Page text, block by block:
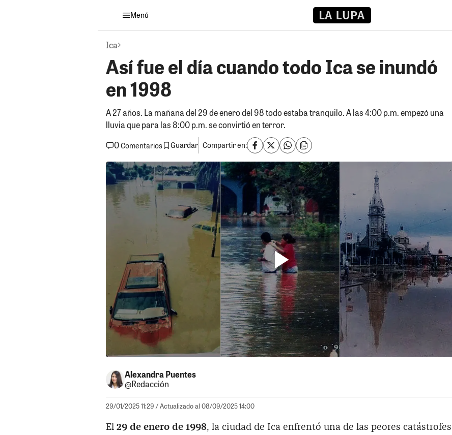
Menú
Ica
Así fue el día cuando todo Ica se inundó
en 1998
A 27 años. La mañana del 29 de enero del 98 todo estaba tranquilo. A las 4:00 p.m. empezó una
lluvia que para las 8:00 p.m. se convirtió en terror.
0Comentarios Guardar Compartir en:
Alexandra Puentes
@Redacción
29/01/2025 11:29 / Actualizado al 08/09/2025 14:00
El 29 de enero de 1998, la ciudad de Ica enfrentó una de las peores catástrofes